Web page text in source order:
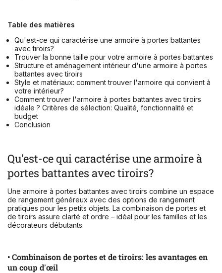
Table des matières
Qu'est-ce qui caractérise une armoire à portes battantes
avec tiroirs?
Trouver la bonne taille pour votre armoire à portes battantes
Structure et aménagement intérieur d'une armoire à portes
battantes avec tiroirs
Style et matériaux: comment trouver l'armoire qui convient à
votre intérieur?
Comment trouver l'armoire à portes battantes avec tiroirs
idéale ? Critères de sélection: Qualité, fonctionnalité et
budget
Conclusion
Qu'est-ce qui caractérise une armoire à
portes battantes avec tiroirs?
Une armoire à portes battantes avec tiroirs combine un espace
de rangement généreux avec des options de rangement
pratiques pour les petits objets. La combinaison de portes et
de tiroirs assure clarté et ordre – idéal pour les familles et les
décorateurs débutants.
• Combinaison de portes et de tiroirs: les avantages en
un coup d'œil